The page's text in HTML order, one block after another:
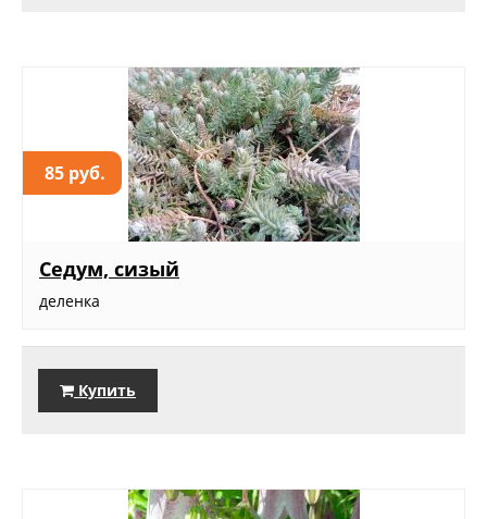
85 руб.
Седум, сизый
деленка
Купить